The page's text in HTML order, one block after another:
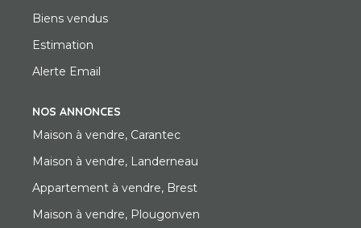
Biens vendus
Estimation
Alerte Email
NOS ANNONCES
Maison à vendre, Carantec
Maison à vendre, Landerneau
Appartement à vendre, Brest
Maison à vendre, Plougonven